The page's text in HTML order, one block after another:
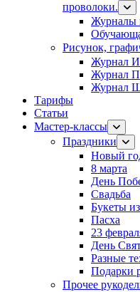
проволоки.
Журналы
Рисунок,
Журнал
Журнал
Журнал
Тарифы
Статьи
Мастер-классы
Праздники
Новый
8 марта
День
Свадьба
Букеты
Пасха
23
День
Разные
Подарки
Прочее